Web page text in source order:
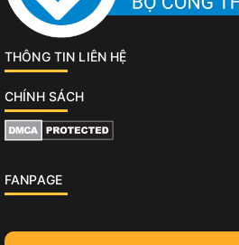
THÔNG TIN LIÊN HỆ
CHÍNH SÁCH
FANPAGE